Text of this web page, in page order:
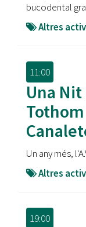
bucodental
Altres
11:00
Una
Un any més,
Altres
19:00